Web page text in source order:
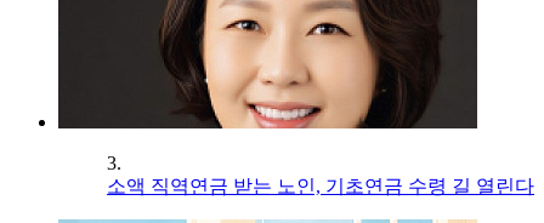
3.
소액 직역연금 받는 노인, 기초연금 수령 길 열린다